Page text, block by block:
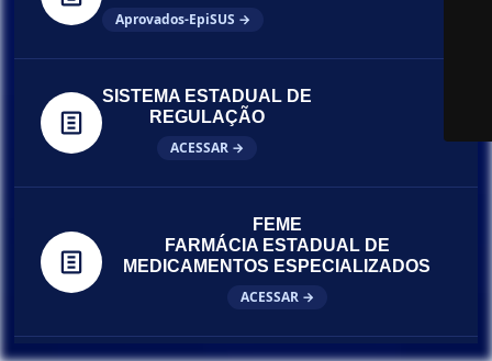
Aprovados-EpiSUS →
SISTEMA ESTADUAL DE
REGULAÇÃO
ACESSAR →
FEME
FARMÁCIA ESTADUAL DE
MEDICAMENTOS ESPECIALIZADOS
ACESSAR →